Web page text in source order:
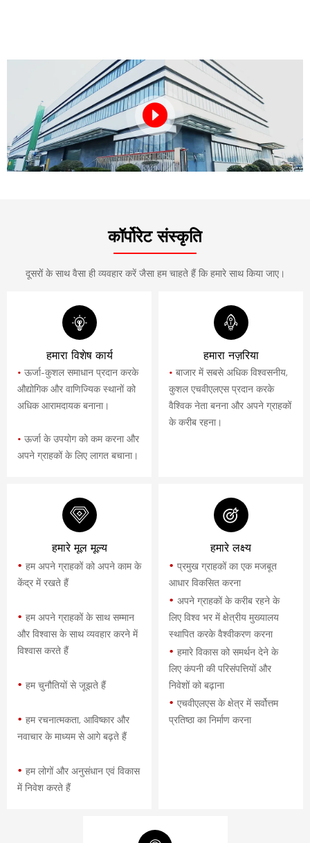
कॉर्पोरेट संस्कृति
दूसरों के साथ वैसा ही व्यवहार करें जैसा हम चाहते हैं कि हमारे साथ किया जाए।
हमारा विशेष कार्य
• ऊर्जा-कुशल समाधान प्रदान करके
औद्योगिक और वाणिज्यिक स्थानों को
अधिक आरामदायक बनाना।
• ऊर्जा के उपयोग को कम करना और
अपने ग्राहकों के लिए लागत बचाना।
हमारा नज़रिया
• बाजार में सबसे अधिक विश्वसनीय,
कुशल एचवीएलएस प्रदान करके
वैश्विक नेता बनना और अपने ग्राहकों
के करीब रहना।
हमारे मूल मूल्य
• हम अपने ग्राहकों को अपने काम के
केंद्र में रखते हैं
• हम अपने ग्राहकों के साथ सम्मान
और विश्वास के साथ व्यवहार करने में
विश्वास करते हैं
• हम चुनौतियों से जूझते हैं
• हम रचनात्मकता, आविष्कार और
नवाचार के माध्यम से आगे बढ़ते हैं
• हम लोगों और अनुसंधान एवं विकास
में निवेश करते हैं
हमारे लक्ष्य
• प्रमुख ग्राहकों का एक मजबूत
आधार विकसित करना
• अपने ग्राहकों के करीब रहने के
लिए विश्व भर में क्षेत्रीय मुख्यालय
स्थापित करके वैश्वीकरण करना
• हमारे विकास को समर्थन देने के
लिए कंपनी की परिसंपत्तियों और
निवेशों को बढ़ाना
• एचवीएलएस के क्षेत्र में सर्वोत्तम
प्रतिष्ठा का निर्माण करना